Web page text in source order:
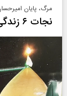
مرگ، پایان
نجات ۶ زندگی